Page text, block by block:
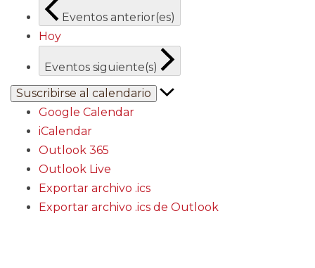
Eventos anterior(es)
Hoy
Eventos siguiente(s)
Suscribirse al calendario
Google Calendar
iCalendar
Outlook 365
Outlook Live
Exportar archivo .ics
Exportar archivo .ics de Outlook